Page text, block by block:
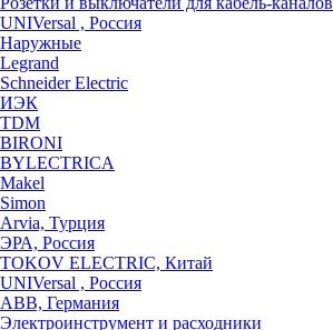
UNIVersal , Россия
Наружные
Legrand
Schneider Electric
ИЭК
TDM
BIRONI
BYLECTRICA
Makel
Simon
Arvia, Турция
ЭРА, Россия
TOKOV ELECTRIC, Китай
UNIVersal , Россия
ABB, Германия
Электроинструмент и расходники